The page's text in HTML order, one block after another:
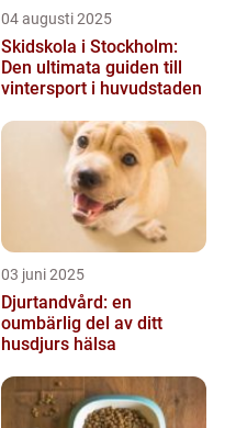
04 augusti 2025
Skidskola i Stockholm:
Den ultimata guiden till
vintersport i huvudstaden
03 juni 2025
Djurtandvård: en
oumbärlig del av ditt
husdjurs hälsa